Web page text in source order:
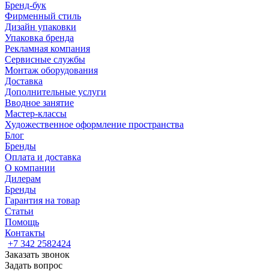
Бренд-бук
Фирменный стиль
Дизайн упаковки
Упаковка бренда
Рекламная компания
Сервисные службы
Монтаж оборудования
Доставка
Дополнительные услуги
Вводное занятие
Мастер-классы
Художественное оформление пространства
Блог
Бренды
Оплата и доставка
О компании
Дилерам
Бренды
Гарантия на товар
Статьи
Помощь
Контакты
+7 342 2582424
Заказать звонок
Задать вопрос